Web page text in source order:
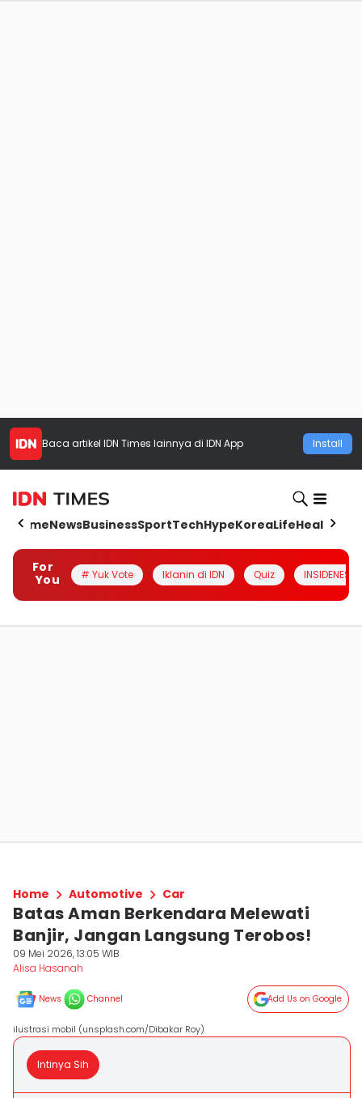
Baca artikel IDN Times lainnya di IDN App Install
HomeNewsBusinessSportTechHypeKoreaLifeHealth
For
You
# Yuk Vote Iklanin di IDN Quiz INSIDENESIA
Home Automotive Car
Batas Aman Berkendara Melewati
Banjir, Jangan Langsung Terobos!
09 Mei 2026, 13:05 WIB
Alisa Hasanah
News Channel Add Us on Google
ilustrasi mobil (unsplash.com/Dibakar Roy)
Intinya Sih